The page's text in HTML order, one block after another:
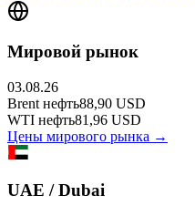
Мировой рынок
03.08.26
Brent нефть88,90 USD
WTI нефть81,96 USD
Цены мирового рынка →
UAE / Dubai